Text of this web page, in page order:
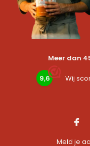
Meer dan
9,6 Wij
Meld je